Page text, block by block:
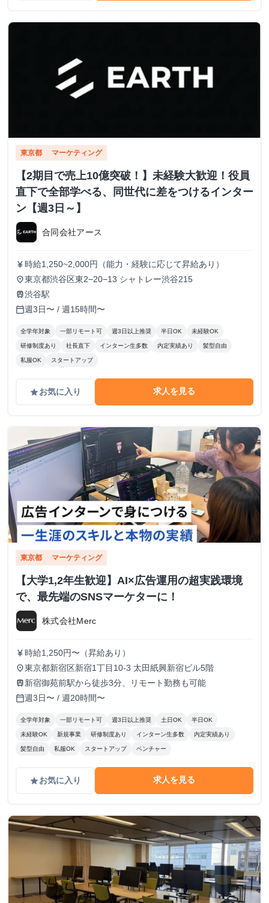
東京都 マーケティング
【2期目で売上10億突破！】未経験大歓迎！役員
直下で全部学べる、同世代に差をつけるインター
ン【週3日～】
合同会社アース
currency_yen 時給1,250~2,000円（能力・経験に応じて昇給あり）
place東京都渋谷区東2−20−13 シャトレー渋谷215
train渋谷駅
calendar_today週3日〜 / 週15時間〜
全学年対象 一部リモート可 週3日以上推奨 半日OK 未経験OK
研修制度あり 社長直下 インターン生多数 内定実績あり 髪型自由
私服OK スタートアップ
gradeお気に入り 求人を見る
東京都 マーケティング
【大学1,2年生歓迎】AI×広告運用の超実践環境
で、最先端のSNSマーケターに！
株式会社Merc
currency_yen 時給1,250円〜（昇給あり）
place東京都新宿区新宿1丁目10-3 太田紙興新宿ビル5階
train 新宿御苑前駅から徒歩3分、リモート勤務も可能
calendar_today週3日〜 / 週20時間〜
全学年対象 一部リモート可 週3日以上推奨 土日OK 半日OK
未経験OK 新規事業 研修制度あり インターン生多数 内定実績あり
髪型自由 私服OK スタートアップ ベンチャー
gradeお気に入り 求人を見る